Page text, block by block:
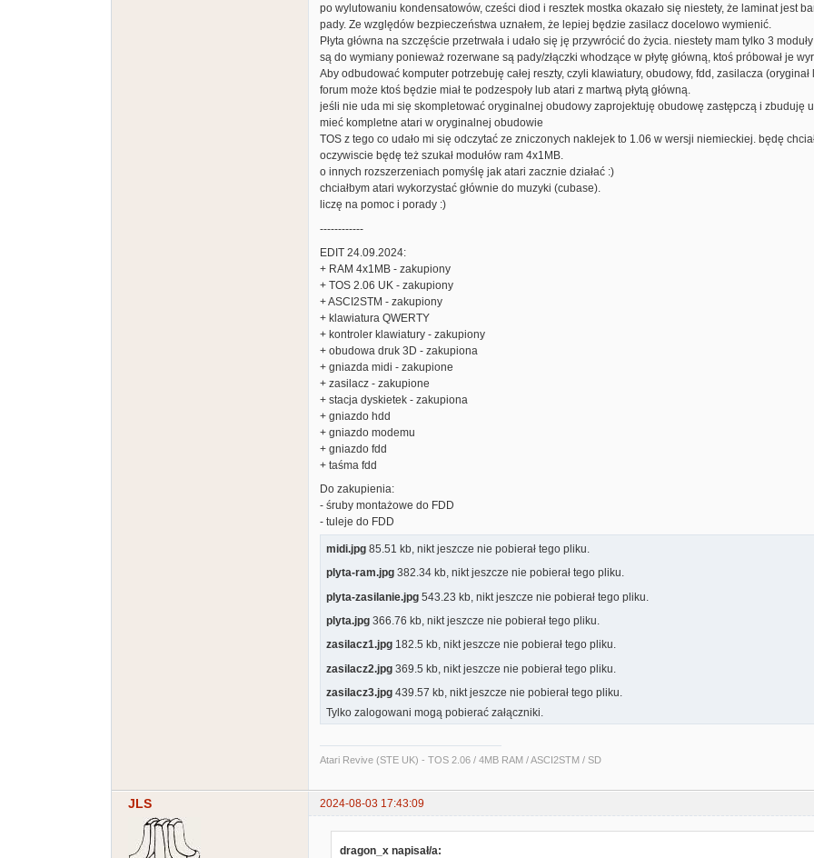
po wylutowaniu kondensatowów, cześci diod i resztek mostka okazało się niestety, że laminat jest
pady. Ze względów bezpieczeństwa uznałem, że lepiej będzie zasilacz docelowo wymienić.
Płyta główna na szczęście przetrwała i udało się ję przywrócić do życia. niestety mam tylko 3
są do wymiany ponieważ rozerwane są pady/złączki whodzące w płytę główną, ktoś próbował je
Aby odbudować komputer potrzebuję całej reszty, czyli klawiatury, obudowy, fdd, zasilacza
forum może ktoś będzie miał te podzespoły lub atari z martwą płytą główną.
jeśli nie uda mi się skompletować oryginalnej obudowy zaprojektuję obudowę zastępczą i zbuduję
mieć kompletne atari w oryginalnej obudowie
TOS z tego co udało mi się odczytać ze zniczonych naklejek to 1.06 w wersji niemieckiej. będę
oczywiscie będę też szukał modułów ram 4x1MB.
o innych rozszerzeniach pomyślę jak atari zacznie działać :)
chciałbym atari wykorzystać głównie do muzyki (cubase).
liczę na pomoc i porady :)
------------
EDIT 24.09.2024:
+ RAM 4x1MB - zakupiony
+ TOS 2.06 UK - zakupiony
+ ASCI2STM - zakupiony
+ klawiatura QWERTY
+ kontroler klawiatury - zakupiony
+ obudowa druk 3D - zakupiona
+ gniazda midi - zakupione
+ zasilacz - zakupione
+ stacja dyskietek - zakupiona
+ gniazdo hdd
+ gniazdo modemu
+ gniazdo fdd
+ taśma fdd
Do zakupienia:
- śruby montażowe do FDD
- tuleje do FDD
midi.jpg 85.51 kb, nikt jeszcze nie pobierał tego pliku.
plyta-ram.jpg 382.34 kb, nikt jeszcze nie pobierał tego pliku.
plyta-zasilanie.jpg 543.23 kb, nikt jeszcze nie pobierał tego pliku.
plyta.jpg 366.76 kb, nikt jeszcze nie pobierał tego pliku.
zasilacz1.jpg 182.5 kb, nikt jeszcze nie pobierał tego pliku.
zasilacz2.jpg 369.5 kb, nikt jeszcze nie pobierał tego pliku.
zasilacz3.jpg 439.57 kb, nikt jeszcze nie pobierał tego pliku.
Tylko zalogowani mogą pobierać załączniki.
Atari Revive (STE UK) - TOS 2.06 / 4MB RAM / ASCI2STM / SD
JLS 2024-08-03 17:43:09
dragon_x napisał/a: